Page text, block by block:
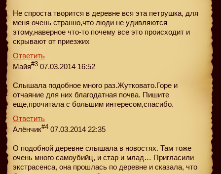
Не спроста творится в деревне вся эта петрушка, для
меня очень странно,что люди не удивляются
этому,наверное что-то почему все это происходит и
скрывают от приезжих
Ответить
Майя#3 07.03.2014 16:52
Слышала подобное много раз.Жутковато.Горе и
отчаяние для них благодатная почва. Пишите
еще,прочитала с большим интересом,спасибо.
Ответить
Алёнчик#4 07.03.2014 22:35
О подобной деревне слышала в новостях. Там тоже
очень много самоубийц, и стар и млад… Пригласили
экстрасенса, она прошлась по деревне и сказала, что